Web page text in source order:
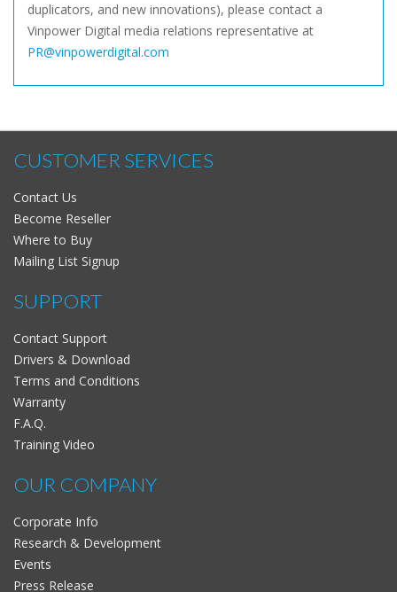
duplicators, and new innovations), please contact a
Vinpower Digital media relations representative at
PR@vinpowerdigital.com
CUSTOMER SERVICES
Contact Us
Become Reseller
Where to Buy
Mailing List Signup
SUPPORT
Contact Support
Drivers & Download
Terms and Conditions
Warranty
F.A.Q.
Training Video
OUR COMPANY
Corporate Info
Research & Development
Events
Press Release